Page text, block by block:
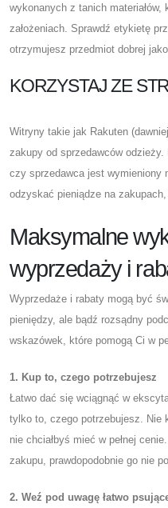
wykonanych z tanich
założeniach. Sprawdź etykietę
otrzymujesz przedmiot dobrej
KORZYSTAJ ZE
Witryny takie jak Rakuten
zakupy od sprzedawców odzieży.
czy sprzedawca jest wymieniony
odzyskać pieniądze na zakupach,
Maksymalne
wyprzedaży i
Wyprzedaże i rabaty mogą być
pieniędzy, ale bądź rozsądny
wskazówek, które pomogą Ci w
1. Kup to, czego potrzebujesz
Łatwo dać się wciągnąć w
tylko to, czego potrzebujesz. Nie
nie chciałbyś mieć w pełnej
zakupu, prawdopodobnie go nie
2. Weź pod uwagę łatwo